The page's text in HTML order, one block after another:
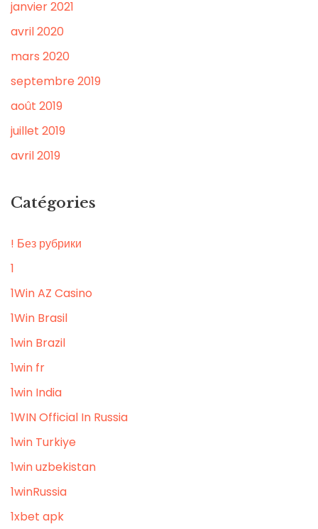
janvier 2021
avril 2020
mars 2020
septembre 2019
août 2019
juillet 2019
avril 2019
Catégories
! Без рубрики
1
1Win AZ Casino
1Win Brasil
1win Brazil
1win fr
1win India
1WIN Official In Russia
1win Turkiye
1win uzbekistan
1winRussia
1xbet apk